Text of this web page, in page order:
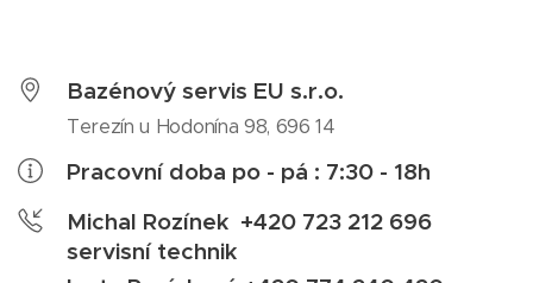
Bazénový servis EU s.r.o.
Terezín u Hodonína 98, 696 14
Pracovní doba po - pá : 7:30 - 18h
Michal Rozínek +420 723 212 696
servisní technik